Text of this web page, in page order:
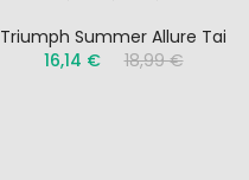
Triumph Summer Allure Tai
16,14 €
18,99 €